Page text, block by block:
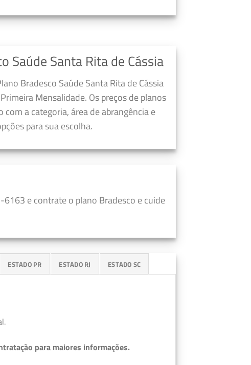
Saúde Santa Rita de Cássia
Bradesco Saúde Santa Rita de Cássia
Mensalidade. Os preços de planos
a categoria, área de abrangência e
para sua escolha.
e contrate o plano Bradesco e cuide
ESTADO PR ESTADO RJ ESTADO SC
para maiores informações.